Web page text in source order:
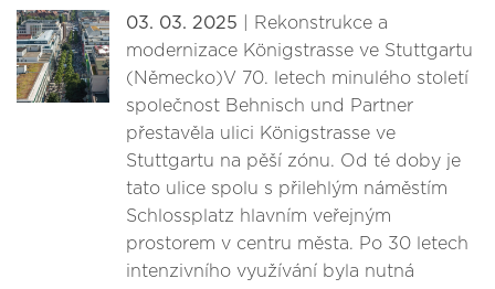
03. 03. 2025 | Rekonstrukce a
modernizace Königstrasse ve Stuttgartu
(Německo)V 70. letech minulého století
společnost Behnisch und Partner
přestavěla ulici Königstrasse ve
Stuttgartu na pěší zónu. Od té doby je
tato ulice spolu s přilehlým náměstím
Schlossplatz hlavním veřejným
prostorem v centru města. Po 30 letech
intenzivního využívání byla nutná